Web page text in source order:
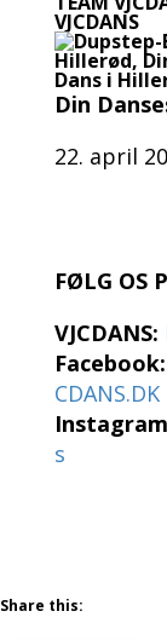
VJCDANS
Dans i
Din
22. april
FØLG OS
VJCDANS:
Facebook:
CDANS.DK
s
Share this: